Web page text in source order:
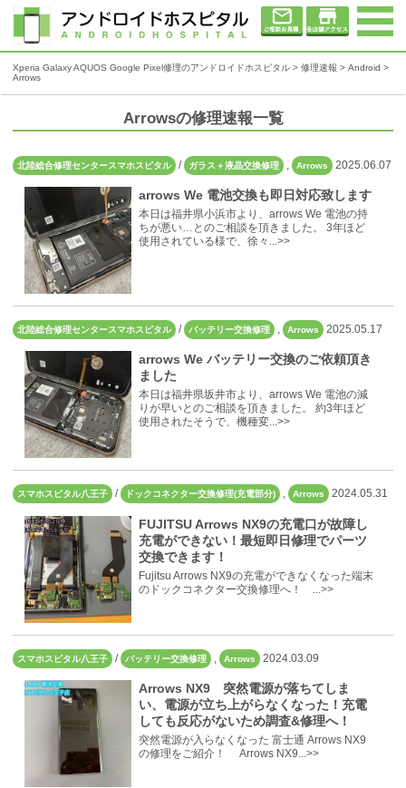
Xperia Galaxy AQUOS Google Pixel修理のアンドロイドホスピタル > 修理速報 > Android >
Arrows
Arrowsの修理速報一覧
北陸総合修理センタースマホスピタル / ガラス＋液晶交換修理 Arrows 2025.06.07
arrows We 電池交換も即日対応致します
本日は福井県小浜市より、arrows We 電池の持
ちが悪い…とのご相談を頂きました。 3年ほど
使用されている様で、徐々...>>
北陸総合修理センタースマホスピタル / バッテリー交換修理 , Arrows 2025.05.17
arrows We バッテリー交換のご依頼頂き
ました
本日は福井県坂井市より、arrows We 電池の減
りが早いとのご相談を頂きました。 約3年ほど
使用されたそうで、機種変...>>
スマホスピタル八王子 / ドックコネクター交換修理(充電部分) , Arrows 2024.05.31
FUJITSU Arrows NX9の充電口が故障し
充電ができない！最短即日修理でパーツ
交換できます！
Fujitsu Arrows NX9の充電ができなくなった端末
のドックコネクター交換修理へ！ ...>>
スマホスピタル八王子 / バッテリー交換修理 Arrows 2024.03.09
Arrows NX9 突然電源が落ちてしま
い、電源が立ち上がらなくなった！充電
しても反応がないため調査&修理へ！
突然電源が入らなくなった 富士通 Arrows NX9
の修理をご紹介！ Arrows NX9...>>